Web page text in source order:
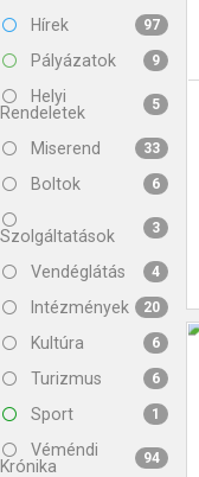
Hírek
97
Pályázatok 9
Helyi
Rendeletek
5
Miserend 33
Boltok 6
Szolgáltatások 3
Vendéglátás 4
Intézmények 20
Kultúra 6
Turizmus 6
Sport 1
Véméndi
Krónika
94